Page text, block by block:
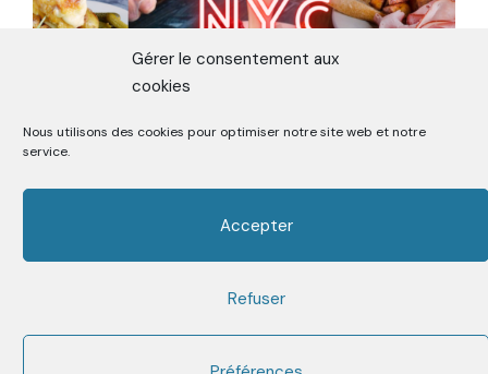
Gérer le consentement aux
cookies
Nous utilisons des cookies pour optimiser notre site web et notre
service.
Accepter
Refuser
ON A TESTÉ LA MEILLEURE
RACLETTE DE NEW-YORK
Premier Media sur la Street Food depuis 2006
Facebook
Twitter Instagram Youtube Mail